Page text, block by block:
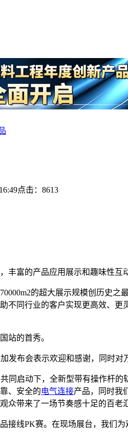
点击：8613
丰富的产品应用展示和趣味性
的超大展示规模创历史
不同行业的客户实现更高效、
站的首秀。
发布会表示欢迎和感谢，同时对
同启动下，全新型带有操作杆的
、安全的电气连接产品，同时我
众带来了一场节奏感十足的百
接线PK赛。在现场展台，我们